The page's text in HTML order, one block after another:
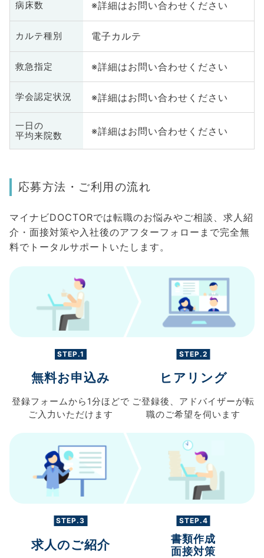
病床数 ※詳細はお問い合わせください
カルテ種別 電子カルテ
救急指定 ※詳細はお問い合わせください
学会認定状況 ※詳細はお問い合わせください
一日の
平均来院数
※詳細はお問い合わせください
応募方法・ご利用の流れ
マイナビDOCTORでは転職のお悩みやご相談、求人紹
介・面接対策や入社後のアフターフォローまで完全無
料でトータルサポートいたします。
STEP.1
無料お申込み
登録フォームから 1分ほどで
ご入力 いただけます
STEP.2
ヒアリング
ご登録後、 アドバイザーが転
職のご希望を伺います
STEP.3
求人のご紹介
STEP.4
書類作成
面接対策